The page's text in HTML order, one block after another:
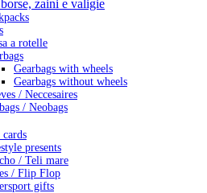
zaini e valigie
a rotelle
Gearbags with wheels
Gearbags without wheels
/ Neccesaires
/ Neobags
presents
/ Teli mare
/ Flip Flop
gifts